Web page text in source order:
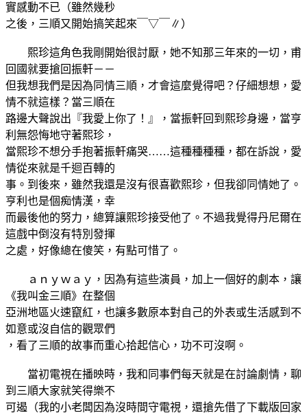
實感動不已（雖然幾秒
之後，三順又開始搞笑起來￣▽￣∥）
熙珍這角色我剛開始很討厭，她不知那三年來的一切，甫
回國就要搶回振軒－－
但我想我們是因為同情三順，才會這麼覺得吧？仔細想想，愛
情不就這樣？當三順在
路邊大聲說出『我愛上你了！』，當振軒回到熙珍身邊，當亨
利無怨悔地守著熙珍，
當熙珍不想分手抱著振軒痛哭……這種種種種，都在訴說，愛
情從來就是千迴百轉的
事。到後來，雖然我還是沒有很喜歡熙珍，但我卻同情她了。
亨利也是個痴情漢，幸
而最後他的努力，總算讓熙珍接受他了。不過我覺得丹尼爾在
這戲中倒沒有特別發揮
之處，好像總在傻笑，有點可惜了。
ａｎｙｗａｙ，因為有這些演員，加上一個好的劇本，讓
《我叫金三順》在整個
亞洲地區火速竄紅，也讓多數原本對自己的外表或生活感到不
如意或沒自信的觀眾們
，看了三順的故事而重心拾起信心，功不可沒啊。
當初電視在播映時，我和同事們每天就是在討論劇情，聊
到三順大家就笑得樂不
可遏（我的小老闆因為沒時間守電視，還搶先借了下載版回家